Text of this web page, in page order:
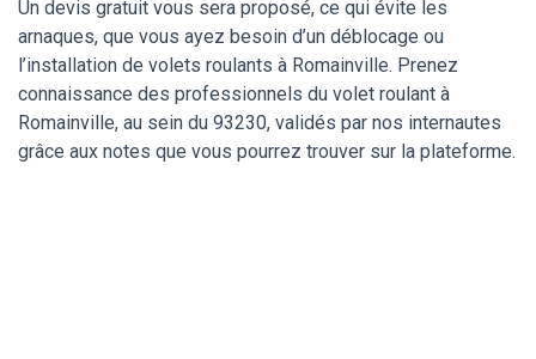
Un devis gratuit vous sera proposé, ce qui évite les
arnaques, que vous ayez besoin d’un déblocage ou
l’installation de volets roulants à Romainville. Prenez
connaissance des professionnels du volet roulant à
Romainville, au sein du 93230, validés par nos internautes
grâce aux notes que vous pourrez trouver sur la plateforme.